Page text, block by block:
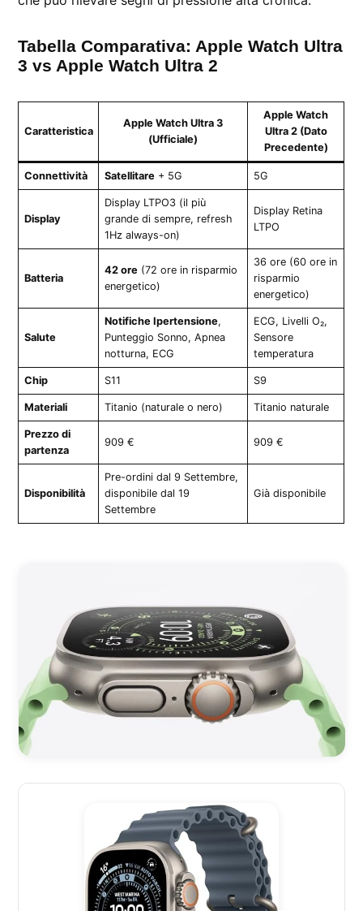
Tabella Comparativa: Apple Watch Ultra
3 vs Apple Watch Ultra 2
Caratteristica
Apple Watch Ultra 3
(Ufficiale)
Apple Watch
Ultra 2 (Dato
Precedente)
Connettività Satellitare+ 5G 5G
Display
Display LTPO3 (il più
grande di sempre, refresh
1Hz always-on)
Display Retina
LTPO
Batteria
42 ore(72 ore in risparmio
energetico)
36 ore (60 ore in
risparmio
energetico)
Salute
Notifiche Ipertensione,
Punteggio Sonno, Apnea
notturna, ECG
ECG, Livelli O₂,
Sensore
temperatura
Chip S11 S9
Materiali Titanio (naturale o nero) Titanio naturale
Prezzo di
partenza
909 € 909 €
Disponibilità
Pre-ordini dal 9 Settembre,
disponibile dal 19
Settembre
Già disponibile